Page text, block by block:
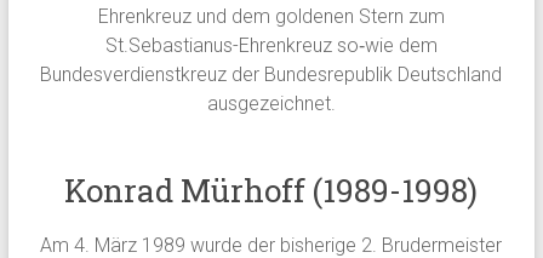
Ehrenkreuz und dem goldenen Stern zum
St.Sebastianus-Ehrenkreuz so‐wie dem
Bundesverdienstkreuz der Bundesrepublik Deutschland
ausgezeichnet.
Konrad Mürhoff (1989-1998)
Am 4. März 1989 wurde der bisherige 2. Brudermeister